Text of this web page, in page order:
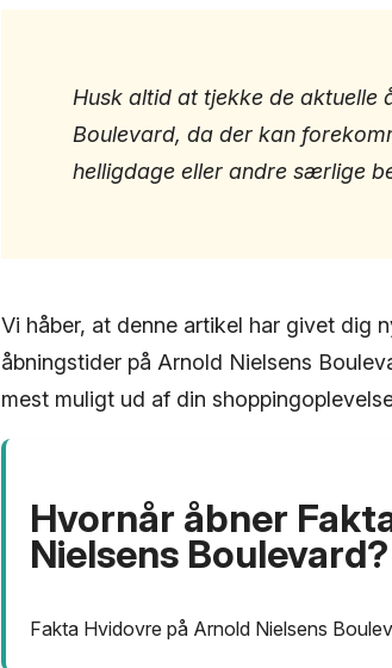
Husk altid at tjekke de aktuelle
Boulevard, da der kan
helligdage eller andre særlige
Vi håber, at denne artikel har givet dig
åbningstider på Arnold Nielsens
mest muligt ud af din
Hvornår åbner
Nielsens Boulevard?
Fakta Hvidovre på Arnold Nielsens